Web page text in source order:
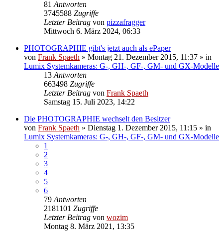
81 Antworten
3745588 Zugriffe
Letzter Beitrag von pizzafragger
Mittwoch 6. März 2024, 06:33
PHOTOGRAPHIE gibt's jetzt auch als ePaper
von Frank Spaeth » Montag 21. Dezember 2015, 11:37 » in
Lumix Systemkameras: G-, GH-, GF-, GM- und GX-Modelle
13 Antworten
663498 Zugriffe
Letzter Beitrag von Frank Spaeth
Samstag 15. Juli 2023, 14:22
Die PHOTOGRAPHIE wechselt den Besitzer
von Frank Spaeth » Dienstag 1. Dezember 2015, 11:15 » in
Lumix Systemkameras: G-, GH-, GF-, GM- und GX-Modelle
1
2
3
4
5
6
79 Antworten
2181101 Zugriffe
Letzter Beitrag von wozim
Montag 8. März 2021, 13:35